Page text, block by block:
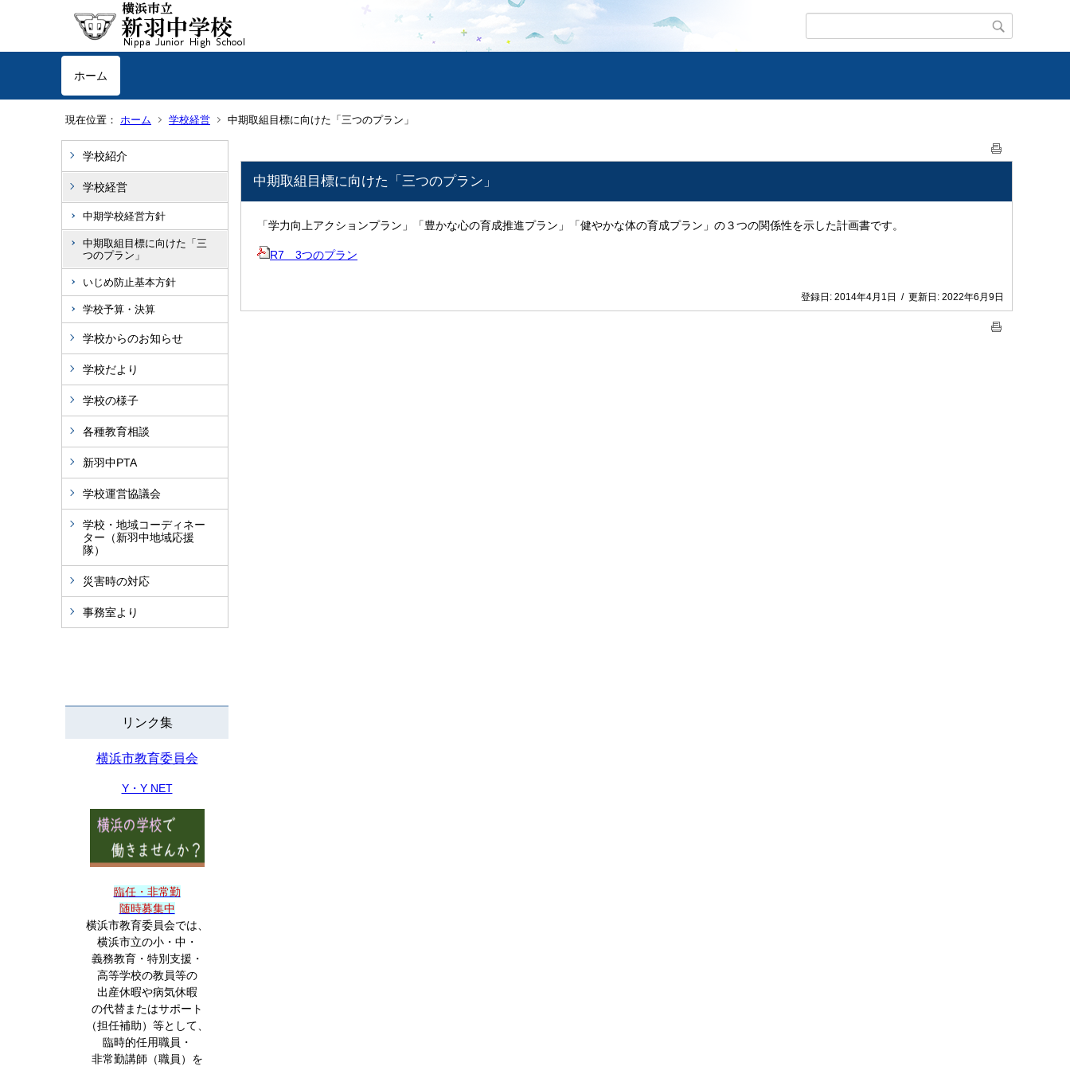
ホーム
現在位置： ホーム 学校経営 中期取組目標に向けた「三つのプラン」
学校紹介
学校経営
中期学校経営方針
中期取組目標に向けた「三
つのプラン」
いじめ防止基本方針
学校予算・決算
学校からのお知らせ
学校だより
学校の様子
各種教育相談
新羽中PTA
学校運営協議会
学校・地域コーディネー
ター（新羽中地域応援
隊）
災害時の対応
事務室より
リンク集
横浜市教育委員会
Y・Y NET
臨任・非常勤
随時募集中
横浜市教育委員会では、
横浜市立の小・中・
義務教育・特別支援・
高等学校の教員等の
出産休暇や病気休暇
の代替またはサポート
（担任補助）等として、
臨時的任用職員・
非常勤講師（職員）を
中期取組目標に向けた「三つのプラン」
「学力向上アクションプラン」「豊かな心の育成推進プラン」「健やかな体の育成プラン」の３つの関係性を示した計画書です。
R7 3つのプラン
登録日: 2014年4月1日 / 更新日: 2022年6月9日